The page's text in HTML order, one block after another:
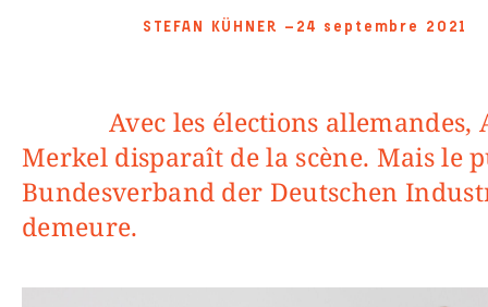
STEFAN KÜHNER —24 septembre 2021
Avec les élections allemandes, Angela
Merkel disparaît de la scène. Mais le
Bundesverband der Deutschen
demeure.